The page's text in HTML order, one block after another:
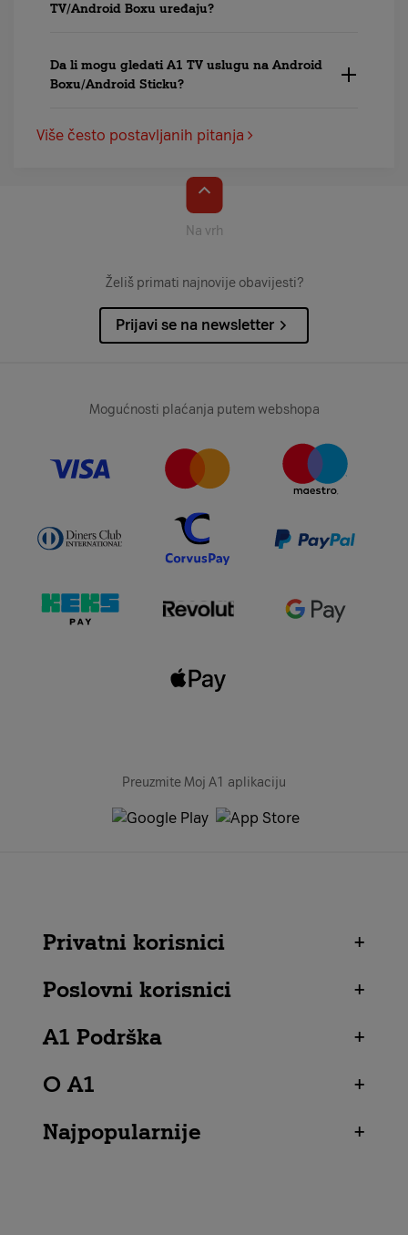
TV/Android Boxu uređaju?
Da li mogu gledati A1 TV uslugu na Android
Boxu/Android Sticku?
Više često postavljanih pitanja
Na vrh
Želiš primati najnovije obavijesti?
Prijavi se na newsletter
Mogućnosti plaćanja putem webshopa
Preuzmite Moj A1 aplikaciju
Privatni korisnici
+
Poslovni korisnici
+
A1 Podrška
+
O A1
+
Najpopularnije
+